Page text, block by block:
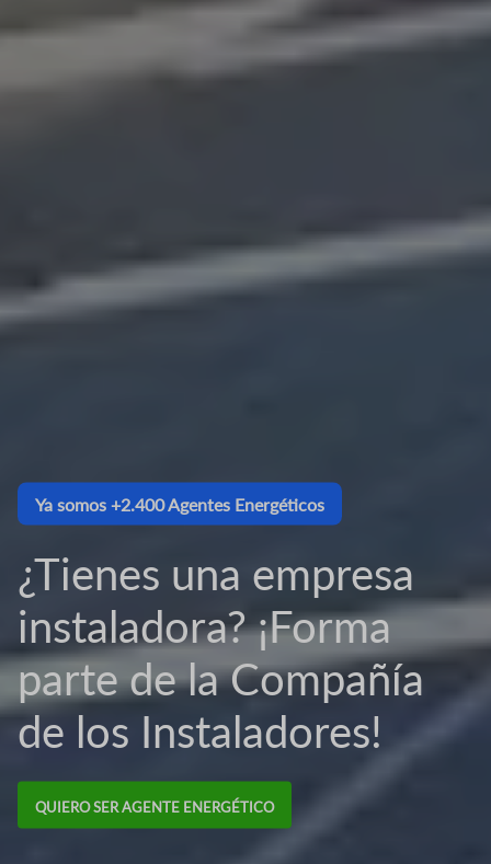
Ya somos +2.400 Agentes Energéticos
¿Tienes una empresa
instaladora? ¡Forma
parte de la Compañía
de los Instaladores!
QUIERO SER AGENTE ENERGÉTICO